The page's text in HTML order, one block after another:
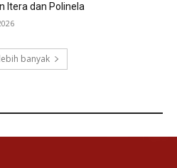
Itera dan Polinela
banyak